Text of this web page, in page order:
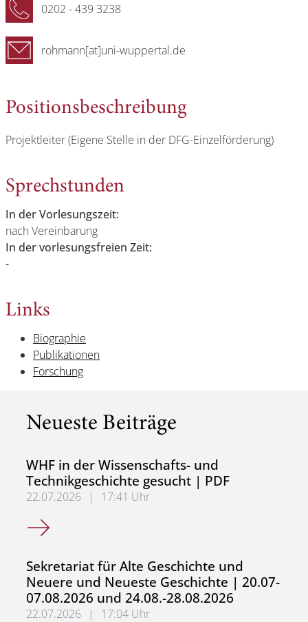
0202 - 439 3238
rohmann[at]uni-wuppertal.de
Positionsbeschreibung
Projektleiter (Eigene Stelle in der DFG-Einzelförderung)
Sprechstunden
In der Vorlesungszeit:
nach Vereinbarung
In der vorlesungsfreien Zeit:
-
Links
Biographie
Publikationen
Forschung
Neueste Beiträge
WHF in der Wissenschafts- und
Technikgeschichte gesucht | PDF
22.07.2026 |
17:41 Uhr
WHF in der Wissenschafts- und Technikgeschichte
Sekretariat für Alte Geschichte und
Neuere und Neueste Geschichte | 20.07-
07.08.2026 und 24.08.-28.08.2026
22.07.2026 |
17:04 Uhr